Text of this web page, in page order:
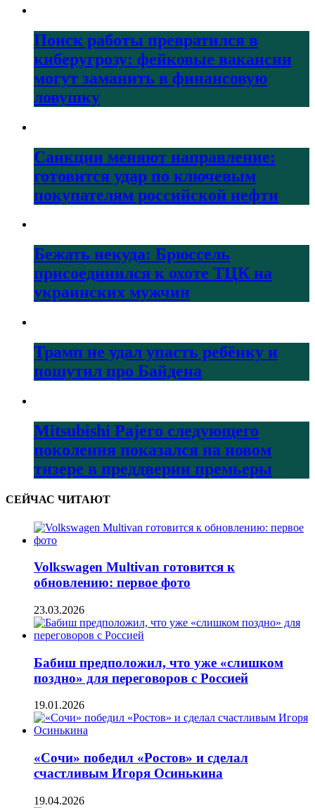
Поиск работы превратился в
киберугрозу: фейковые вакансии
могут заманить в финансовую
ловушку
Санкции меняют направление:
готовится удар по ключевым
покупателям российской нефти
Бежать некуда: Брюссель
присоединился к охоте ТЦК на
украинских мужчин
Трамп не удал упасть ребёнку и
пошутил про Байдена
Mitsubishi Pajero следующего
поколения показался на новом
тизере в преддверии премьеры
СЕЙЧАС ЧИТАЮТ
Volkswagen Multivan готовится к
обновлению: первое фото
23.03.2026
Бабиш предположил, что уже «слишком
поздно» для переговоров с Россией
19.01.2026
«Сочи» победил «Ростов» и сделал
счастливым Игоря Осинькина
19.04.2026